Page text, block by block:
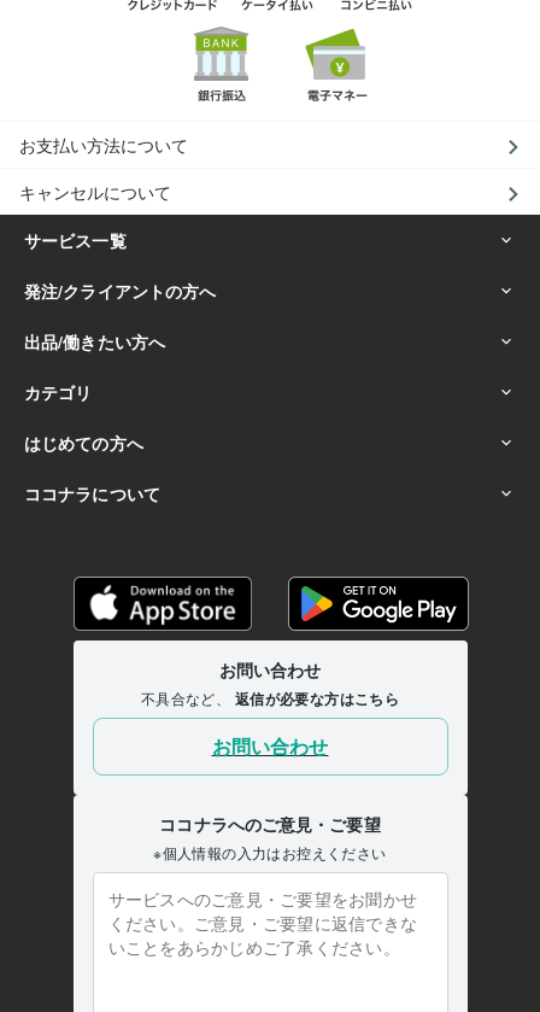
お支払い方法について
キャンセルについて